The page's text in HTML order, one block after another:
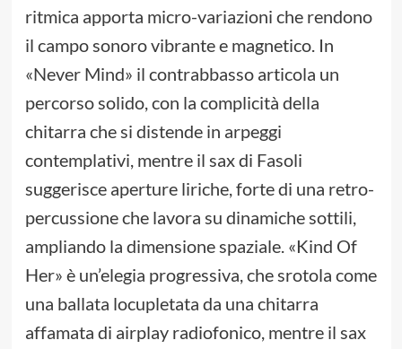
ritmica apporta micro-variazioni che rendono
il campo sonoro vibrante e magnetico. In
«Never Mind» il contrabbasso articola un
percorso solido, con la complicità della
chitarra che si distende in arpeggi
contemplativi, mentre il sax di Fasoli
suggerisce aperture liriche, forte di una retro-
percussione che lavora su dinamiche sottili,
ampliando la dimensione spaziale. «Kind Of
Her» è un’elegia progressiva, che srotola come
una ballata locupletata da una chitarra
affamata di airplay radiofonico, mentre il sax